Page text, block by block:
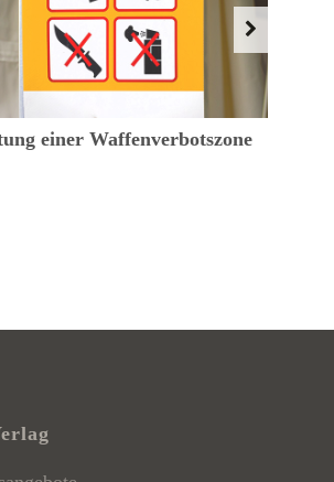
einer Waffenverbotszone